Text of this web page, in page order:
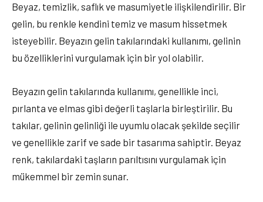
Beyaz, temizlik, saflık ve masumiyetle ilişkilendirilir. Bir
gelin, bu renkle kendini temiz ve masum hissetmek
isteyebilir. Beyazın gelin takılarındaki kullanımı, gelinin
bu özelliklerini vurgulamak için bir yol olabilir.
Beyazın gelin takılarında kullanımı, genellikle inci,
pırlanta ve elmas gibi değerli taşlarla birleştirilir. Bu
takılar, gelinin gelinliği ile uyumlu olacak şekilde seçilir
ve genellikle zarif ve sade bir tasarıma sahiptir. Beyaz
renk, takılardaki taşların parıltısını vurgulamak için
mükemmel bir zemin sunar.